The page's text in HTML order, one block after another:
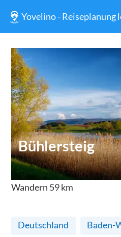
Yovelino - Reiseplanung
Bühlersteig
Wandern 59km
Deutschland Baden-